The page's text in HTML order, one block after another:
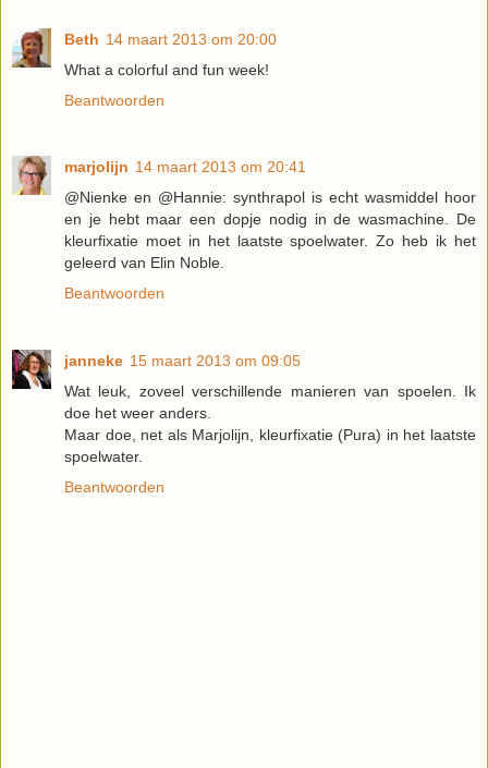
Beth 14 maart 2013 om 20:00
What a colorful and fun week!
Beantwoorden
marjolijn 14 maart 2013 om 20:41
@Nienke en @Hannie: synthrapol is echt wasmiddel hoor
en je hebt maar een dopje nodig in de wasmachine. De
kleurfixatie moet in het laatste spoelwater. Zo heb ik het
geleerd van Elin Noble.
Beantwoorden
janneke 15 maart 2013 om 09:05
Wat leuk, zoveel verschillende manieren van spoelen. Ik
doe het weer anders.
Maar doe, net als Marjolijn, kleurfixatie (Pura) in het laatste
spoelwater.
Beantwoorden